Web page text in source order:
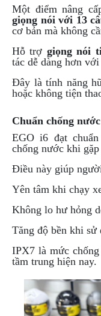
Một điểm nâng
giọng nói với 13
cơ bản mà không
Hỗ trợ giọng nói
tác dễ dàng hơn
Đây là tính năng
hoặc không tiện
Chuẩn chống
EGO i6 đạt
chống nước khi
Điều này giúp
Yên tâm khi chạy
Không lo hư hỏng
Tăng độ bền khi sử
IPX7 là mức
tầm trung hiện nay.